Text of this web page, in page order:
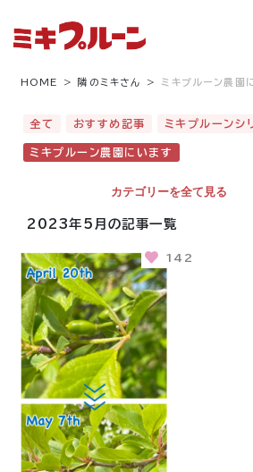
HOME 隣のミキさん ミキプルーン農園
全て おすすめ記事 ミキプルーンシ
ミキプルーン農園にいます
カテゴリーを全て見る
2023年5月の記事一覧
142